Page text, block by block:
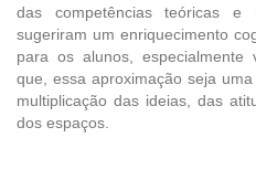
das competências teóricas e
sugeriram um enriquecimento
para os alunos,
que, essa aproximação seja
multiplicação das ideias, das
dos espaços.